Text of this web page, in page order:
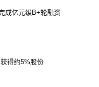
成亿元级B+轮融资
得约5%股份